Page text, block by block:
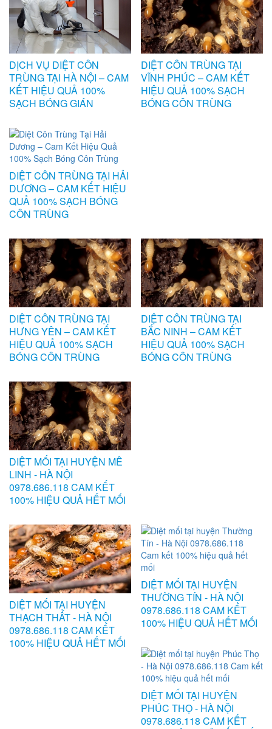
DỊCH VỤ DIỆT CÔN
TRÙNG TẠI HÀ NỘI – CAM
KẾT HIỆU QUẢ 100%
SẠCH BÓNG GIÁN
DIỆT CÔN TRÙNG TẠI
VĨNH PHÚC – CAM KẾT
HIỆU QUẢ 100% SẠCH
BÓNG CÔN TRÙNG
DIỆT CÔN TRÙNG TẠI HẢI
DƯƠNG – CAM KẾT HIỆU
QUẢ 100% SẠCH BÓNG
CÔN TRÙNG
DIỆT CÔN TRÙNG TẠI
HƯNG YÊN – CAM KẾT
HIỆU QUẢ 100% SẠCH
BÓNG CÔN TRÙNG
DIỆT CÔN TRÙNG TẠI
BẮC NINH – CAM KẾT
HIỆU QUẢ 100% SẠCH
BÓNG CÔN TRÙNG
DIỆT MỐI TẠI HUYỆN MÊ
LINH - HÀ NỘI
0978.686.118 CAM KẾT
100% HIỆU QUẢ HẾT MỐI
DIỆT MỐI TẠI HUYỆN
THẠCH THẤT - HÀ NỘI
0978.686.118 CAM KẾT
100% HIỆU QUẢ HẾT MỐI
DIỆT MỐI TẠI HUYỆN
THƯỜNG TÍN - HÀ NỘI
0978.686.118 CAM KẾT
100% HIỆU QUẢ HẾT MỐI
DIỆT MỐI TẠI HUYỆN
PHÚC THỌ - HÀ NỘI
0978.686.118 CAM KẾT